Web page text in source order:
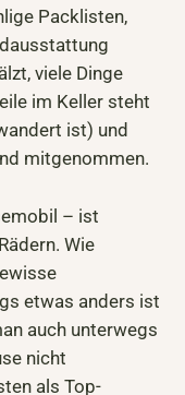
Packlisten,
viele Dinge
im Keller steht
ist) und
mitgenommen.
– ist
Wie
etwas anders ist
auch unterwegs
nicht
als Top-